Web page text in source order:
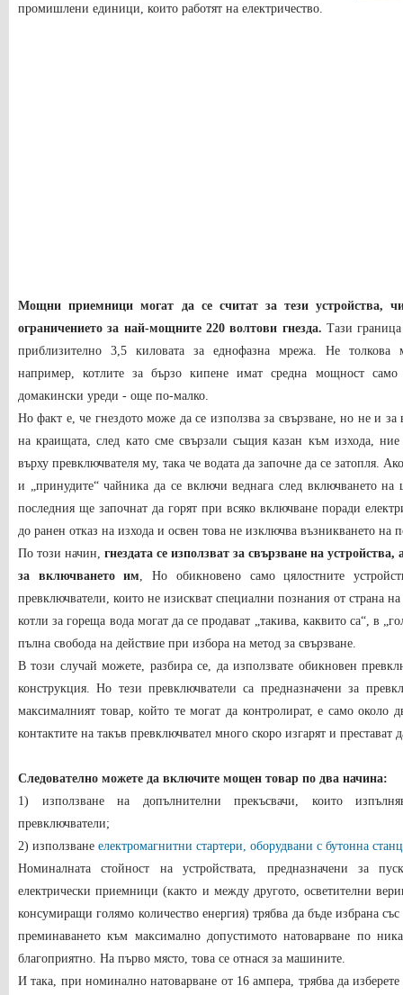
промишлени единици, които работят на електричество.
Мощни приемници могат да се считат за тези устройства,
ограничението за най-мощните 220 волтови гнезда. Тази
приблизително 3,5 киловата за еднофазна мрежа. Не толкова
например, котлите за бързо кипене имат средна мощност само
домакински уреди - още по-малко.
Но факт е, че гнездото може да се използва за свързване, но не и за
на краищата, след като сме свързали същия казан към изхода,
върху превключвателя му, така че водата да започне да се затопля.
и „принудите“ чайника да се включи веднага след включването на
последния ще започнат да горят при всяко включване поради
до ранен отказ на изхода и освен това не изключва възникването на
По този начин, гнездата се използват за свързване на
за включването им, Но обикновено само цялостните
превключватели, които не изискват специални познания от страна
котли за гореща вода могат да се продават „такива, каквито са“, в
пълна свобода на действие при избора на метод за свързване.
В този случай можете, разбира се, да използвате обикновен
конструкция. Но тези превключватели са предназначени за
максималният товар, който те могат да контролират, е само около
контактите на такъв превключвател много скоро изгарят и престават
Следователно можете да включите мощен товар по два начина:
1) използване на допълнителни прекъсвачи, които
превключватели;
2) използване електромагнитни стартери, оборудвани с бутонна
Номиналната стойност на устройствата, предназначени за
електрически приемници (както и между другото, осветителни
консумиращи голямо количество енергия) трябва да бъде избрана
преминаването към максимално допустимото натоварване по
благоприятно. На първо място, това се отнася за машините.
И така, при номинално натоварване от 16 ампера, трябва да